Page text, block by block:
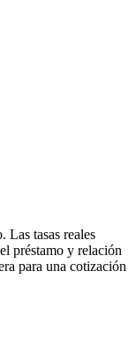
Las tasas reales
préstamo y relación
para una cotización